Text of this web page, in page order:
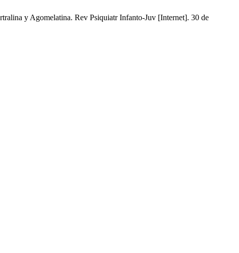
y Agomelatina. Rev Psiquiatr Infanto-Juv [Internet]. 30 de